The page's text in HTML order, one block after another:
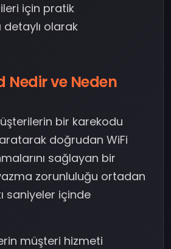
için pratik
detaylı olarak
Nedir ve Neden
bir karekodu
doğrudan WiFi
sağlayan bir
zorunluluğu ortadan
saniyeler içinde
müşteri hizmeti